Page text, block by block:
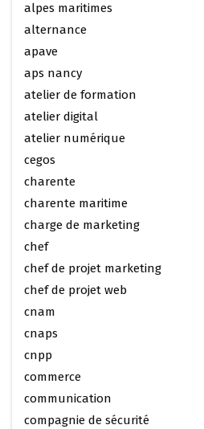
alpes maritimes
alternance
apave
aps nancy
atelier de formation
atelier digital
atelier numérique
cegos
charente
charente maritime
charge de marketing
chef
chef de projet marketing
chef de projet web
cnam
cnaps
cnpp
commerce
communication
compagnie de sécurité